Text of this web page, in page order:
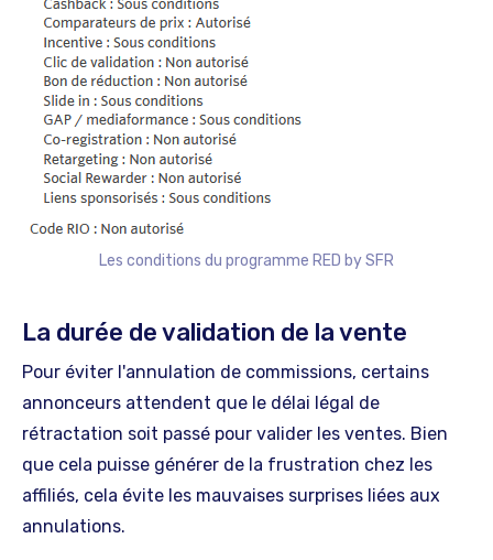
Les conditions du programme RED by SFR
La durée de validation de la vente
Pour éviter l'annulation de commissions, certains
annonceurs attendent que le délai légal de
rétractation soit passé pour valider les ventes. Bien
que cela puisse générer de la frustration chez les
affiliés, cela évite les mauvaises surprises liées aux
annulations.